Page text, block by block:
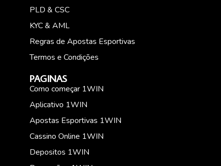
PLD & CSC
KYC & AML
Regras de Apostas Esportivas
Termos e Condições
PAGINAS
Como começar 1WIN
Aplicativo 1WIN
Apostas Esportivas 1WIN
Cassino Online 1WIN
Depositos 1WIN